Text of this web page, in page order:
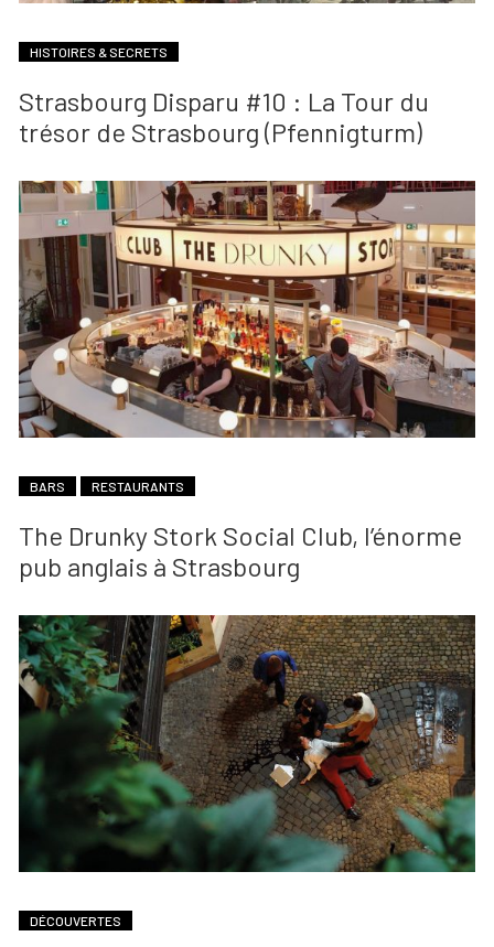
HISTOIRES & SECRETS
Strasbourg Disparu #10 : La Tour du
trésor de Strasbourg (Pfennigturm)
BARS RESTAURANTS
The Drunky Stork Social Club, l’énorme
pub anglais à Strasbourg
DÉCOUVERTES